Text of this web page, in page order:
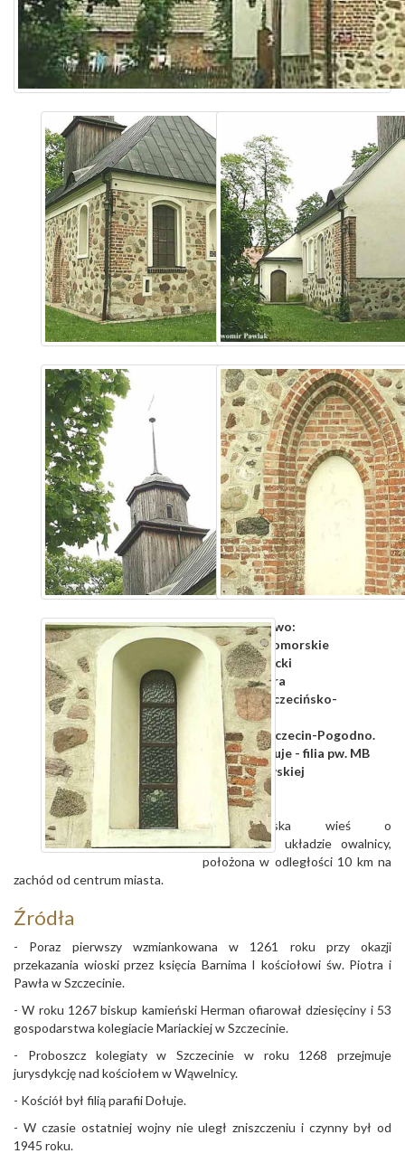
Województwo:
zachodniopomorskie
Powiat:policki
Gmina:Dobra
Diecezja:szczecińsko-
kamieńska
Dekanat:Szczecin-Pogodno.
Parafia:Dołuje - filia pw. MB
Częstochowskiej
Podszczecińska wieś o
zachowanym układzie owalnicy,
położona w odległości 10 km na
zachód od centrum miasta.
Źródła
- Poraz pierwszy wzmiankowana w 1261 roku przy okazji
przekazania wioski przez księcia Barnima I kościołowi św. Piotra i
Pawła w Szczecinie.
- W roku 1267 biskup kamieński Herman ofiarował dziesięciny i 53
gospodarstwa kolegiacie Mariackiej w Szczecinie.
- Proboszcz kolegiaty w Szczecinie w roku 1268 przejmuje
jurysdykcję nad kościołem w Wąwelnicy.
- Kościół był filią parafii Dołuje.
- W czasie ostatniej wojny nie uległ zniszczeniu i czynny był od
1945 roku.